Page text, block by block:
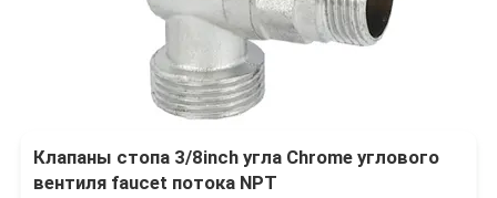
Клапаны стопа 3/8inch угла Chrome углового
вентиля faucet потока NPT